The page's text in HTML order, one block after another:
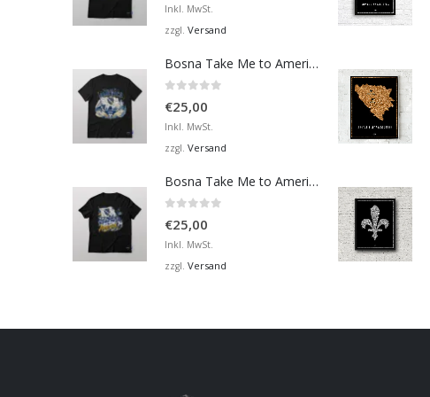
Inkl. MwSt.
zzgl. Versand
Bosna Take Me to America Navijačka Majica 4
€25,00
Inkl. MwSt.
zzgl. Versand
Bosna Take Me to America Navijačka Majica 2
€25,00
Inkl. MwSt.
zzgl. Versand